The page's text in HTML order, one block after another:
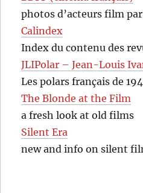
photos d’acteurs film
Calindex
Index du contenu des
JLIPolar – Jean-Louis
Les polars français de
The Blonde at the Film
a fresh look at old films
Silent Era
new and info on silent